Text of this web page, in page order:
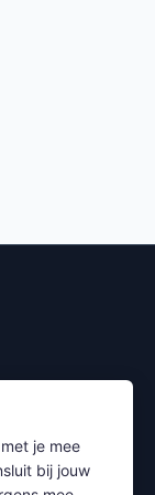
Subscribe